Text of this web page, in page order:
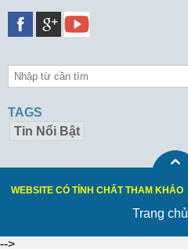
TAGS
Tin Nổi Bật
WEBSITE CÓ TÍNH CHẤT THAM KHẢO
Trang chủ
-->